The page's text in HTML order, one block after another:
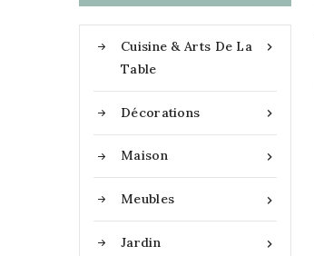

Cuisine & Arts De La
Table

Décorations

Maison

Meubles

Jardin